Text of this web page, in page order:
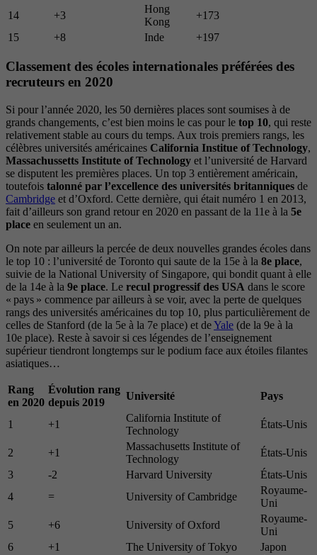
14
+3
Hong
Kong
+173
15
+8 Inde +197
Classement des écoles internationales préférées des
recruteurs en 2020
Si pour l’année 2020, les 50 dernières places sont soumises à de
grands changements, c’est bien moins le cas pour le top 10, qui reste
relativement stable au cours du temps. Aux trois premiers rangs, les
célèbres universités américaines California Institue of Technology,
Massachussetts Institute of Technology et l’université de Harvard
se disputent les premières places. Un top 3 entièrement américain,
toutefois talonné par l’excellence des universités britanniques de
Cambridge et d’Oxford. Cette dernière, qui était numéro 1 en 2013,
fait d’ailleurs son grand retour en 2020 en passant de la 11e à la 5e
place en seulement un an.
On note par ailleurs la percée de deux nouvelles grandes écoles dans
le top 10 : l’université de Toronto qui saute de la 15e à la 8e place,
suivie de la National University of Singapore, qui bondit quant à elle
de la 14e à la 9e place. Le recul progressif des USA dans le score
« pays » commence par ailleurs à se voir, avec la perte de quelques
rangs des universités américaines du top 10, plus particulièrement de
celles de Stanford (de la 5e à la 7e place) et deYale (de la 9e à la
10e place). Reste à savoir si ces légendes de l’enseignement
supérieur tiendront longtemps sur le podium face aux étoiles filantes
asiatiques…
Rang
en 2020
Évolution rang
depuis 2019
Université Pays
1 +1
California Institute of
Technology
États-Unis
2 +1
Massachusetts Institute of
Technology
États-Unis
3
-2 Harvard University
États-Unis
4
= University of Cambridge
Royaume-
Uni
5
+6 University of Oxford
Royaume-
Uni
6
+1 The University of Tokyo
Japon